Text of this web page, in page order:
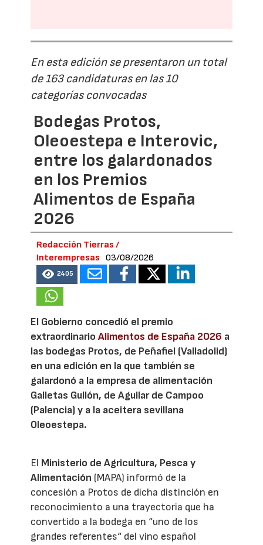
En esta edición se presentaron un total
de 163 candidaturas en las 10
categorías convocadas
Bodegas Protos,
Oleoestepa e Interovic,
entre los galardonados
en los Premios
Alimentos de España
2026
Redacción Tierras /
Interempresas
03/08/2026
2405
El Gobierno concedió el premio
extraordinarioAlimentos de España 2026 a
las bodegas Protos, de Peñafiel (Valladolid)
en una edición en la que también se
galardonó a la empresa de alimentación
Galletas Gullón, de Aguilar de Campoo
(Palencia) y a la aceitera sevillana
Oleoestepa.
El Ministerio de Agricultura, Pesca y
Alimentación (MAPA) informó de la
concesión a Protos de dicha distinción en
reconocimiento a una trayectoria que ha
convertido a la bodega en “uno de los
grandes referentes“ del vino español